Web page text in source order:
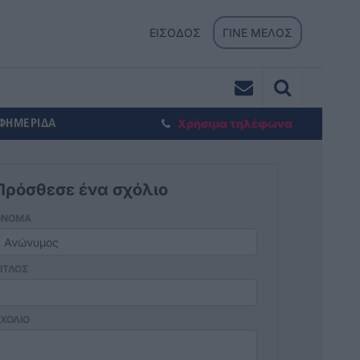
ΕΙΣΟΔΟΣ ΓΙΝΕ ΜΕΛΟΣ
Χρήσιμα τηλέφωνα
ένα σχόλιο